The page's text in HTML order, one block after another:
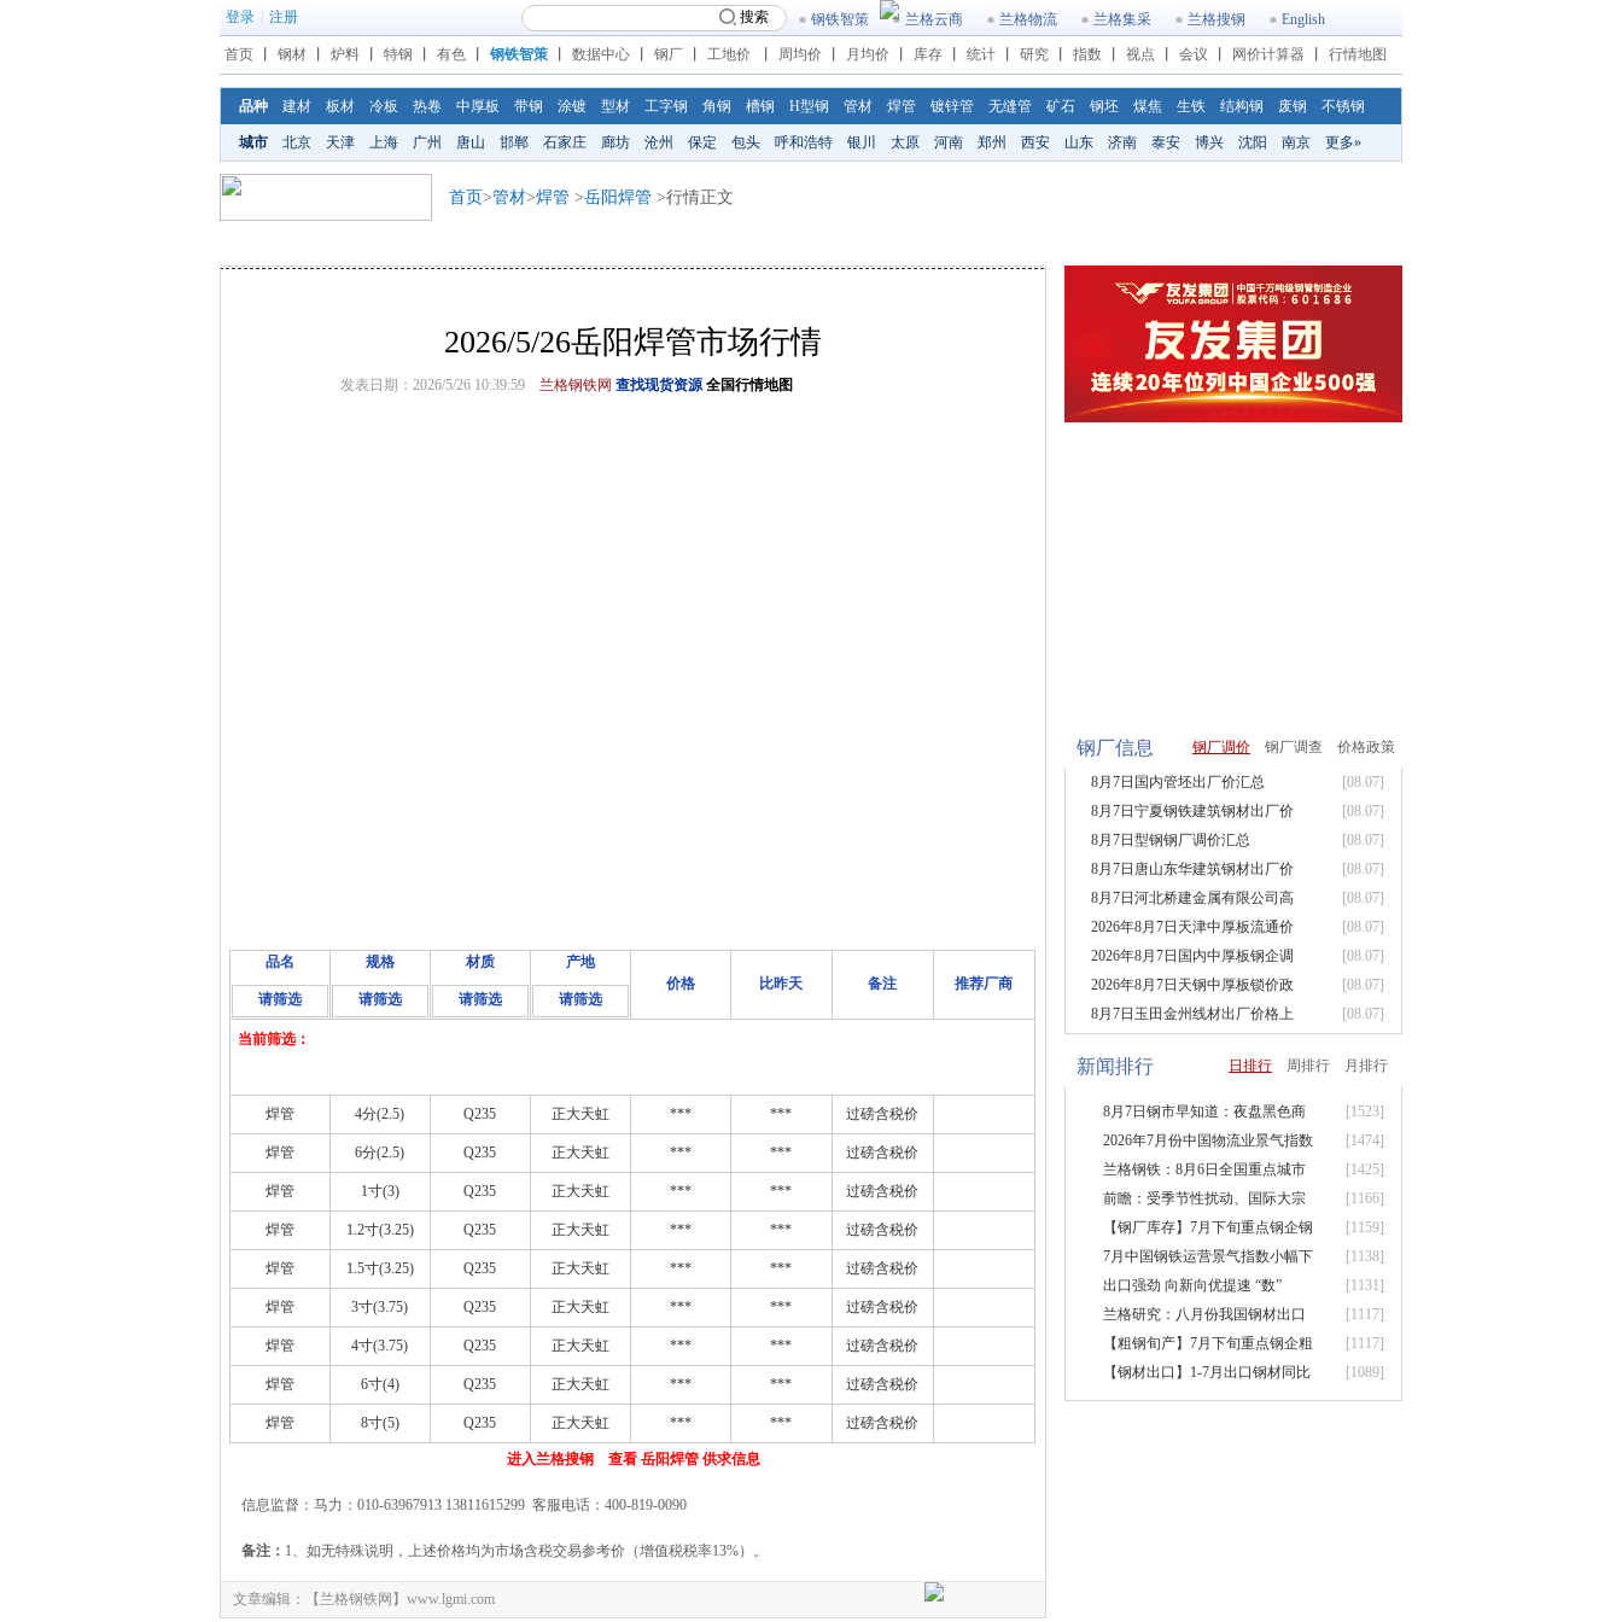
登录 注册 搜索 钢铁智策 兰格云商 兰格物流 兰格集采 兰格搜钢 English
首页 钢材 炉料 特钢 有色 钢铁智策 数据中心 钢厂 工地价 周均价 月均价 库存 统计 研究 指数 视点 会议 网价计算器 行情地图
品种 建材 板材 冷板 热卷 中厚板 带钢 涂镀 型材 工字钢 角钢 槽钢 H型钢 管材 焊管 镀锌管 无缝管 矿石 钢坯 煤焦 生铁 结构钢 废钢 不锈钢
城市 北京 天津 上海 广州 唐山 邯郸 石家庄 廊坊 沧州 保定 包头 呼和浩特 银川 太原 河南 郑州 西安 山东 济南 泰安 博兴 沈阳 南京 更多»
首页>管材>焊管 >岳阳焊管 >行情正文
2026/5/26岳阳焊管市场行情
发表日期：2026/5/26 10:39:59 兰格钢铁网 查找现货资源 全国行情地图
品名
请筛选
规格
请筛选
材质
请筛选
产地
请筛选
价格 比昨天 备注 推荐厂商
当前筛选：
焊管 4分(2.5) Q235 正大天虹 *** *** 过磅含税价
焊管 6分(2.5) Q235 正大天虹 *** *** 过磅含税价
焊管 1寸(3) Q235 正大天虹 *** *** 过磅含税价
焊管 1.2寸(3.25) Q235 正大天虹 *** *** 过磅含税价
焊管 1.5寸(3.25) Q235 正大天虹 *** *** 过磅含税价
焊管 3寸(3.75) Q235 正大天虹 *** *** 过磅含税价
焊管 4寸(3.75) Q235 正大天虹 *** *** 过磅含税价
焊管 6寸(4) Q235 正大天虹 *** *** 过磅含税价
焊管 8寸(5) Q235 正大天虹 *** *** 过磅含税价
进入兰格搜钢 查看 岳阳焊管 供求信息
信息监督：马力：010-63967913 13811615299 客服电话：400-819-0090
备注： 1、如无特殊说明，上述价格均为市场含税交易参考价（增值税税率13%）。
文章编辑：【兰格钢铁网】www.lgmi.com